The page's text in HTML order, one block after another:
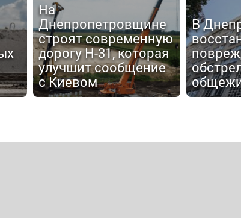
На
Днепропетровщине
строят современную
дорогу Н-31, которая
улучшит сообщение
с Киевом
В